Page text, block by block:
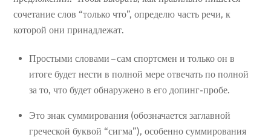
сочетание слов “только что”, определю часть речи, к
которой они принадлежат.
Простыми словами – сам спортсмен и только он в
итоге будет нести в полной мере отвечать по полной
за то, что будет обнаружено в его допинг-пробе.
Это знак суммирования (обозначается заглавной
греческой буквой “сигма”), особенно суммирования